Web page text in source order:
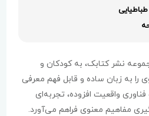
نشر کتابک، به کودکان و
را به زبان ساده و قابل فهم معرفی
واقعیت افزوده، تجربه‌ای
مفاهیم معنوی فراهم می‌آورد.